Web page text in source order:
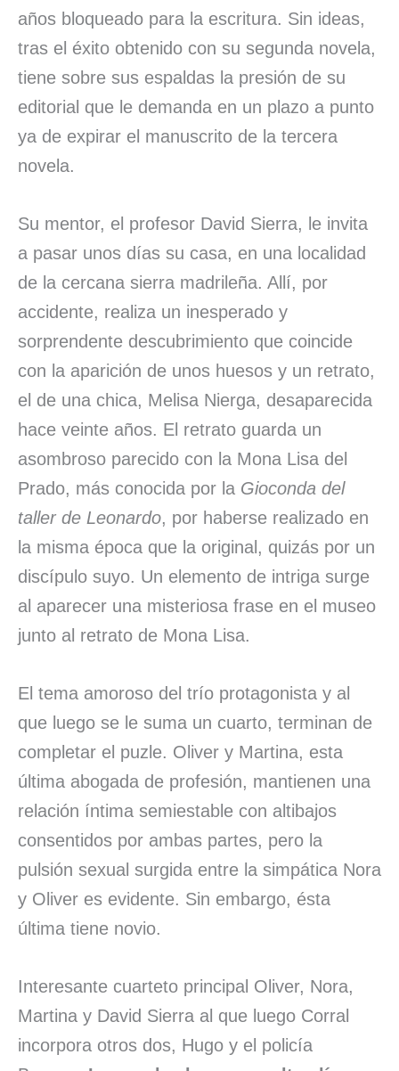
años bloqueado para la escritura. Sin ideas,
tras el éxito obtenido con su segunda novela,
tiene sobre sus espaldas la presión de su
editorial que le demanda en un plazo a punto
ya de expirar el manuscrito de la tercera
novela.
Su mentor, el profesor David Sierra, le invita
a pasar unos días su casa, en una localidad
de la cercana sierra madrileña. Allí, por
accidente, realiza un inesperado y
sorprendente descubrimiento que coincide
con la aparición de unos huesos y un retrato,
el de una chica, Melisa Nierga, desaparecida
hace veinte años. El retrato guarda un
asombroso parecido con la Mona Lisa del
Prado, más conocida por la Gioconda del
taller de Leonardo, por haberse realizado en
la misma época que la original, quizás por un
discípulo suyo. Un elemento de intriga surge
al aparecer una misteriosa frase en el museo
junto al retrato de Mona Lisa.
El tema amoroso del trío protagonista y al
que luego se le suma un cuarto, terminan de
completar el puzle. Oliver y Martina, esta
última abogada de profesión, mantienen una
relación íntima semiestable con altibajos
consentidos por ambas partes, pero la
pulsión sexual surgida entre la simpática Nora
y Oliver es evidente. Sin embargo, ésta
última tiene novio.
Interesante cuarteto principal Oliver, Nora,
Martina y David Sierra al que luego Corral
incorpora otros dos, Hugo y el policía